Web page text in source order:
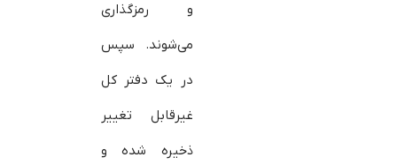
و رمزگذاری
می‌شوند. سپس
در یک دفتر کل
غیرقابل تغییر
ذخیره شده و